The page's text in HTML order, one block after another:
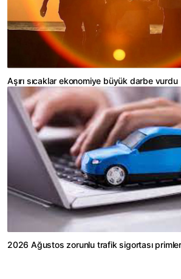
Aşırı sıcaklar ekonomiye büyük darbe vurdu
2026 Ağustos zorunlu trafik sigortası